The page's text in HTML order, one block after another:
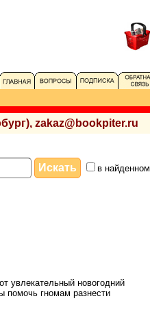
zakaz@bookpiter.ru
в найденном
увлекательный новогодний
помочь гномам разнести